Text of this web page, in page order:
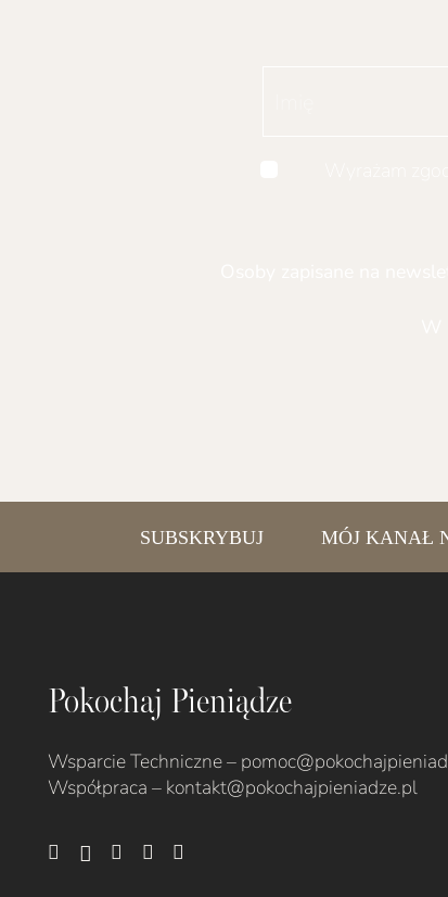
SUBSKRYBUJ MÓJ KANAŁ
Pokochaj Pieniądze
Wsparcie Techniczne –
Współpraca – kontakt@pokochajpieniadze.pl